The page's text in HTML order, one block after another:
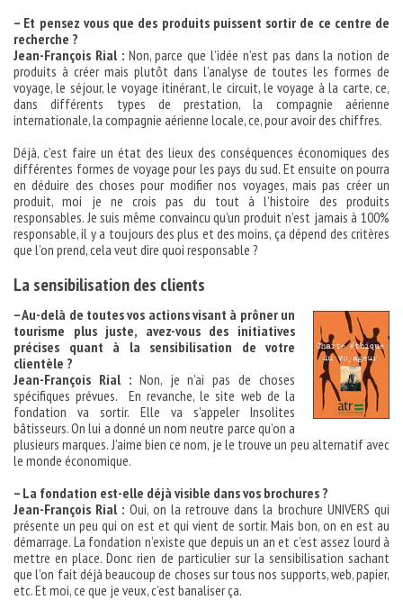
– Et pensez vous que des produits puissent sortir de ce centre de
recherche ?
Jean-François Rial : Non, parce que l’idée n’est pas dans la notion de
produits à créer mais plutôt dans l’analyse de toutes les formes de
voyage, le séjour, le voyage itinérant, le circuit, le voyage à la carte, ce,
dans différents types de prestation, la compagnie aérienne
internationale, la compagnie aérienne locale, ce, pour avoir des chiffres.
Déjà, c’est faire un état des lieux des conséquences économiques des
différentes formes de voyage pour les pays du sud. Et ensuite on pourra
en déduire des choses pour modifier nos voyages, mais pas créer un
produit, moi je ne crois pas du tout à l’histoire des produits
responsables. Je suis même convaincu qu’un produit n’est jamais à 100%
responsable, il y a toujours des plus et des moins, ça dépend des critères
que l’on prend, cela veut dire quoi responsable ?
La sensibilisation des clients
– Au-delà de toutes vos actions visant à prôner un
tourisme plus juste, avez-vous des initiatives
précises quant à la sensibilisation de votre
clientèle ?
Jean-François Rial :Non, je n’ai pas de choses
spécifiques prévues. En revanche, le site web de la
fondation va sortir. Elle va s’appeler Insolites
bâtisseurs. On lui a donné un nom neutre parce qu’on a
plusieurs marques. J’aime bien ce nom, je le trouve un peu alternatif avec
le monde économique.
– La fondation est-elle déjà visible dans vos brochures ?
Jean-François Rial : Oui, on la retrouve dans la brochure UNIVERS qui
présente un peu qui on est et qui vient de sortir. Mais bon, on en est au
démarrage. La fondation n’existe que depuis un an et c’est assez lourd à
mettre en place. Donc rien de particulier sur la sensibilisation sachant
que l’on fait déjà beaucoup de choses sur tous nos supports, web, papier,
etc. Et moi, ce que je veux, c’est banaliser ça.